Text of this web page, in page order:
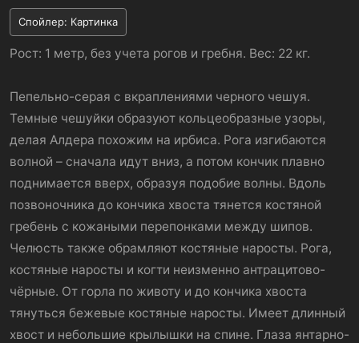
Спойлер: Картинка
Рост: 1 метр, без учета рогов и гребня. Вес: 22 кг.
Пепельно-серая с вкраплениями черного чешуя.
Темные чешуйки образуют кольцеобразные узоры,
делая Алдера похожим на ирбиса. Рога изгибаются
волной – сначала идут вниз, а потом кончик плавно
поднимается вверх, образуя подобие волны. Вдоль
позвоночника до кончика хвоста тянется костяной
гребень с кожаными перепонками между шипов.
Челюсть также обрамляют костяные наросты. Рога,
костяные наросты и когти неизменно антрацитово-
чёрные. От горла по животу и до кончика хвоста
тянуться бежевые костяные наросты. Имеет длинный
хвост и небольшие крылышки на спине. Глаза янтарно-